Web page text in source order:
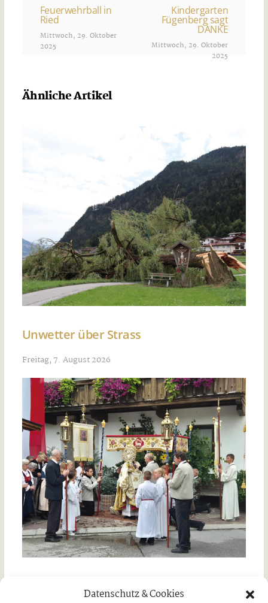
Datenschutz & Cookies
Feuerwehrball in
Ried
Mittwoch, 29. Oktober
2025
Kindergarten
Fügenberg sagt
DANKE
Mittwoch, 29. Oktober
2025
Ähnliche Artikel
Unwetter über Strass
Freitag, 7. August 2026
Jakobi-Patrozinium in Strass